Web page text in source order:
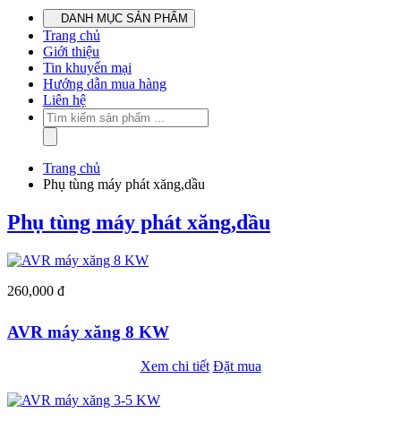
DANH MỤC SẢN PHẨM
Trang chủ
Giới thiệu
Tin khuyến mại
Hướng dẫn mua hàng
Liên hệ
Trang chủ
Phụ tùng máy phát xăng,dầu
Phụ tùng máy phát xăng,dầu
260,000 đ
AVR máy xăng 8 KW
Xem chi tiết Đặt mua